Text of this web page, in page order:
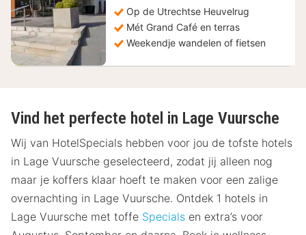
Op de Utrechtse Heuvelrug
Mét Grand Café en terras
Weekendje wandelen of fietsen
Vind het perfecte hotel in Lage Vuursche
Wij van HotelSpecials hebben voor jou de tofste hotels
in Lage Vuursche geselecteerd, zodat jij alleen nog
maar je koffers klaar hoeft te maken voor een zalige
overnachting in Lage Vuursche. Ontdek 1 hotels in
Lage Vuursche met toffe Specials en extra’s voor